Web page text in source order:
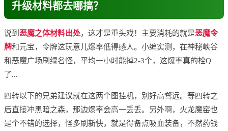
升级材料都去哪搞？
说到 恶魔之体材料出处，这才是重头戏！主要消耗的就是恶魔令
牌和元宝，令牌这玩意儿爆率低得感人。小编实测，在神秘峡谷
和恶魔广场刷绿名怪，平均一小时能掉2-3个，这爆率真的栓Q
了...
四转以下的兄弟建议就在这两个图挂机，别好高骛远。等四转之
后直接冲黑暗之森，那边爆率会高一丢丢。另外啊，火龙魔窑也
是个不错的选择，怪多刷新快，就是得备点吸血装备，不然药钱